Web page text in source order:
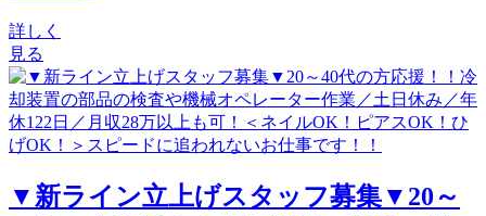
詳しく
見る
▼新ライン立上げスタッフ募集▼20～